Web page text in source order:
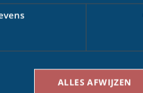
ALLES AFWIJZEN